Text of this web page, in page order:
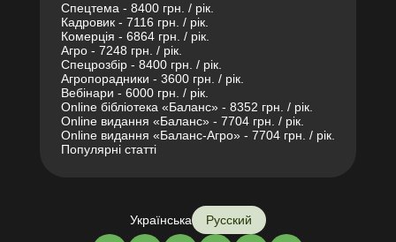
Спецтема - 8400 грн. / рік.
Кадровик - 7116 грн. / рік.
Комерція - 6864 грн. / рік.
Агро - 7248 грн. / рік.
Спецрозбір - 8400 грн. / рік.
Агропорадники - 3600 грн. / рік.
Вебінари - 6000 грн. / рік.
Online бібліотека «Баланс» - 8352 грн. / рік.
Online видання «Баланс» - 7704 грн. / рік.
Online видання «Баланс-Агро» - 7704 грн. / рік.
Популярні статті
Українська Русский